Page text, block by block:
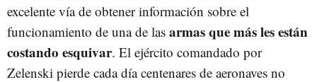
excelente vía de obtener información sobre el
funcionamiento de una de las armas que más les están
costando esquivar. El ejército comandado por
Zelenski pierde cada día centenares de aeronaves no